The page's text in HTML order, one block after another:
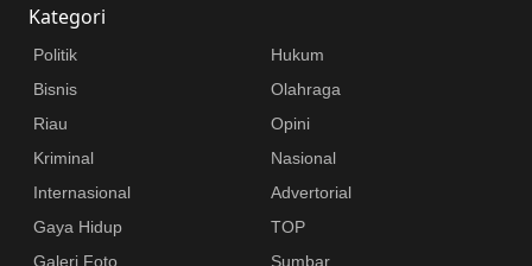
Kategori
Politik
Hukum
Bisnis
Olahraga
Riau
Opini
Kriminal
Nasional
Internasional
Advertorial
Gaya Hidup
TOP
Galeri Foto
Sumbar